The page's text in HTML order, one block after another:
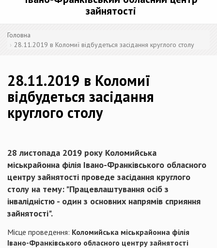
зайнятості
Головна
28.11.2019 в Коломиї відбудеться засідання круглого столу
28.11.2019 в Коломиї
відбудеться засідання
круглого столу
28 листопада 2019 року Коломийська
міськрайонна філія Івано-Франківського обласного
центру зайнятості проведе засідання круглого
столу на тему: "Працевлаштування осіб з
інвалідністю - один з основних напрямів сприяння
зайнятості".
Місце проведення: Коломийська міськрайонна філія
Івано-Франківського обласного центру зайнятості